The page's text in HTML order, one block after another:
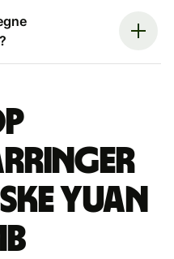
yuan